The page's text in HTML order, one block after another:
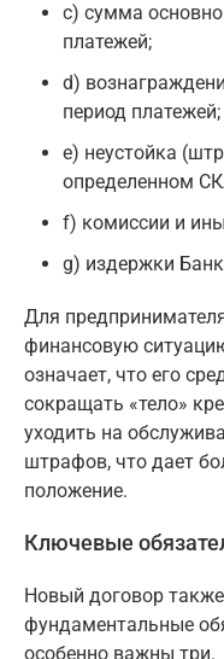
c) сумма
платежей;
d)
период платежей;
e) неустойка
определенном
f) комиссии и
g) издержки
Для
финансовую
означает, что его
сокращать «тело»
уходить на
штрафов, что дает
положение.
Ключевые
Новый договор
фундаментальные
особенно важны три.